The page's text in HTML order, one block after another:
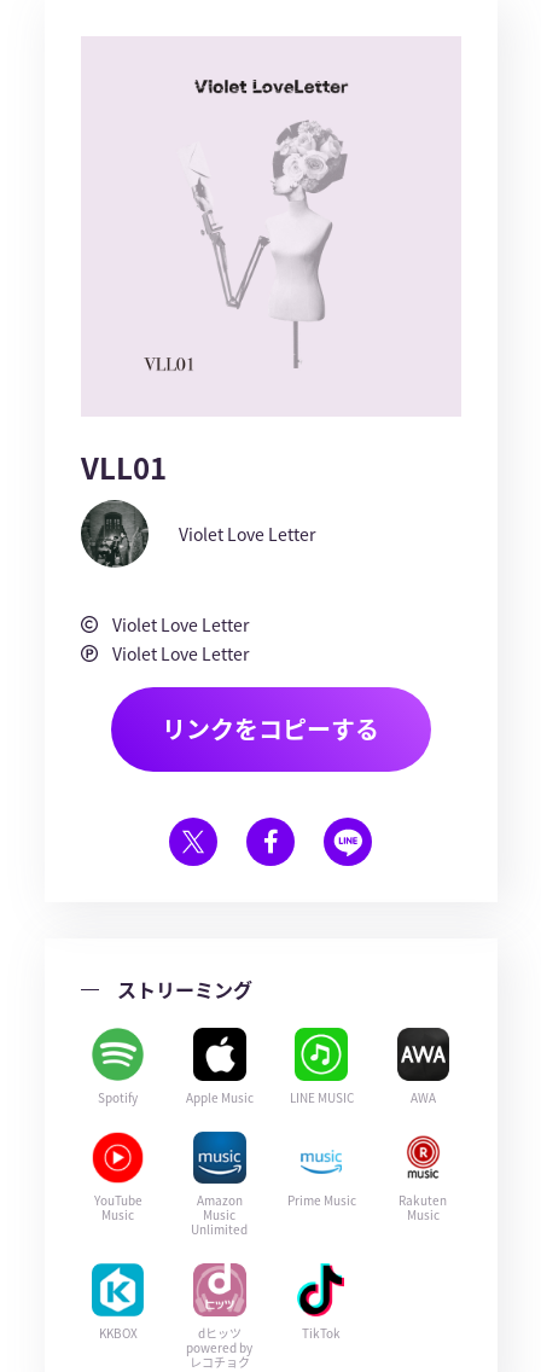
VLL01
Violet Love Letter
Violet Love Letter
Violet Love Letter
リンクをコピーする
ストリーミング
Spotify Apple Music LINE MUSIC AWA
YouTube
Music
Amazon
Music
Unlimited
Prime Music
Rakuten
Music
KKBOX
dヒッツ
powered by
レコチョク
TikTok